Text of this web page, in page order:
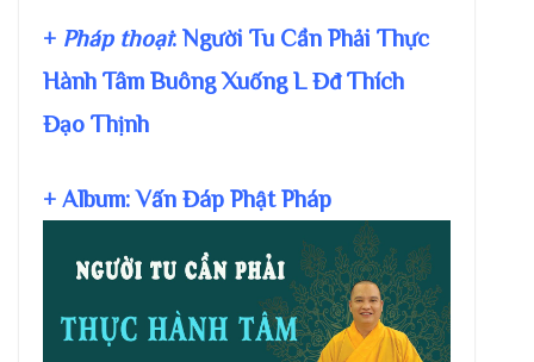
+ Pháp thoại: Người Tu Cần Phải Thực
Hành Tâm Buông Xuống L Đđ Thích
Đạo Thịnh
+ Album: Vấn Đáp Phật Pháp